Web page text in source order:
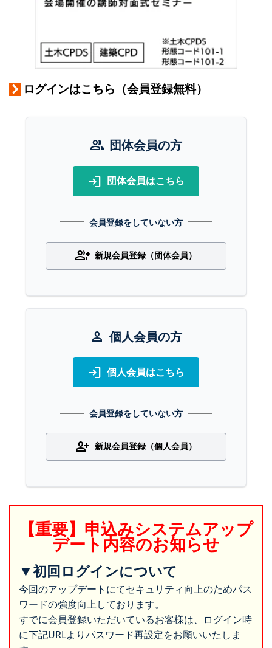
ログインはこちら（会員登録無料）
group 団体会員の方
login 団体会員はこちら
会員登録をしていない方
group_add 新規会員登録（団体会員）
person 個人会員の方
login 個人会員はこちら
会員登録をしていない方
person_add 新規会員登録（個人会員）
【重要】申込みシステムアップ
デート内容のお知らせ
▼初回ログインについて
今回のアップデートにてセキュリティ向上のためパス
ワードの強度向上しております。
すでに会員登録いただいているお客様は、ログイン時
に下記URLよりパスワード再設定をお願いいたしま